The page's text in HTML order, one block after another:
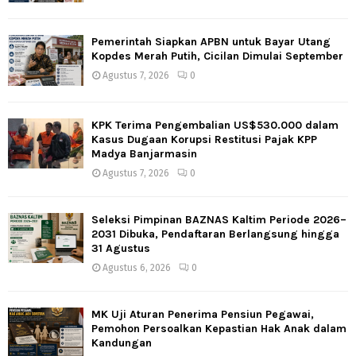
Pemerintah Siapkan APBN untuk Bayar Utang
Kopdes Merah Putih, Cicilan Dimulai September
Agustus 7, 2026 0
KPK Terima Pengembalian US$530.000 dalam
Kasus Dugaan Korupsi Restitusi Pajak KPP
Madya Banjarmasin
Agustus 7, 2026 0
Seleksi Pimpinan BAZNAS Kaltim Periode 2026–
2031 Dibuka, Pendaftaran Berlangsung hingga
31 Agustus
Agustus 6, 2026 0
MK Uji Aturan Penerima Pensiun Pegawai,
Pemohon Persoalkan Kepastian Hak Anak dalam
Kandungan